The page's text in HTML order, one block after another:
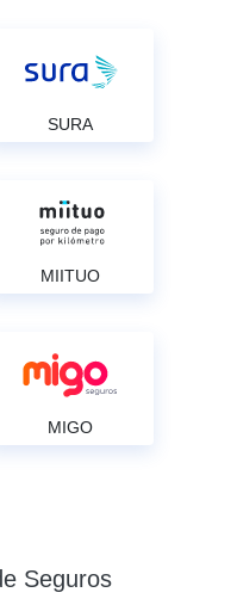
SURA
MIITUO
MIGO
Seguros